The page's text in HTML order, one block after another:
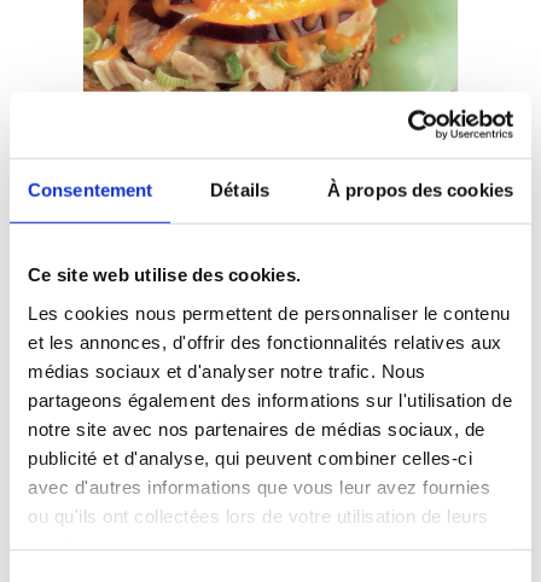
Consentement Détails À propos des cookies
Ce site web utilise des cookies.
Les cookies nous permettent de personnaliser le contenu
et les annonces, d'offrir des fonctionnalités relatives aux
médias sociaux et d'analyser notre trafic. Nous
partageons également des informations sur l'utilisation de
notre site avec nos partenaires de médias sociaux, de
publicité et d'analyse, qui peuvent combiner celles-ci
avec d'autres informations que vous leur avez fournies
ou qu'ils ont collectées lors de votre utilisation de leurs
VOIR L’ARTICLE
Raisons pour lesquelles le Guide